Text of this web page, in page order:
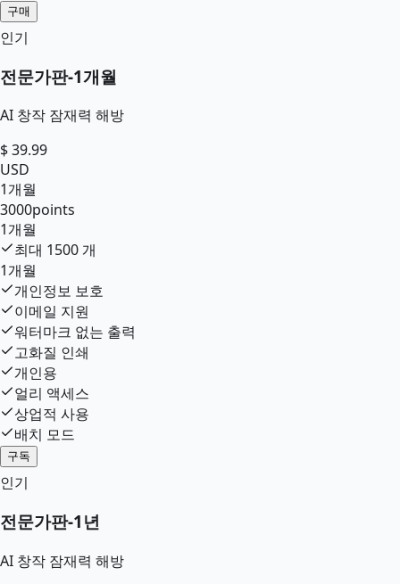
구매
인기
전문가판-1개월
AI 창작 잠재력 해방
$39.99
USD
1개월
3000points
1개월
최대 1500 개
1개월
개인정보 보호
이메일 지원
워터마크 없는 출력
고화질 인쇄
개인용
얼리 액세스
상업적 사용
배치 모드
구독
인기
전문가판-1년
AI 창작 잠재력 해방